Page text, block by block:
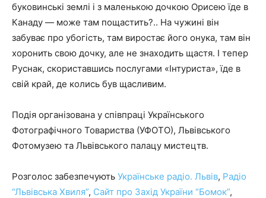
буковинські землі і з маленькою дочкою Орисею їде в
Канаду — може там пощастить?.. На чужині він
забуває про убогість, там виростає його онука, там він
хоронить свою дочку, але не знаходить щастя. І тепер
Руснак, скориставшись послугами «Інтуриста», їде в
свій край, де колись був щасливим.
Подія організована у співпраці Українського
Фотографічного Товариства (УФОТО), Львівського
Фотомузею та Львівського палацу мистецтв.
Розголос забезпечують Українське радіо. Львів, Радіо
“Львівська Хвиля”, Сайт про Захід України “Бомок”,